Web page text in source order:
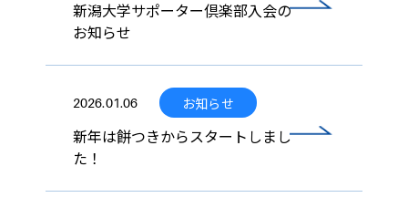
新潟大学サポーター倶楽部入会の
お知らせ
2026.01.06 お知らせ
新年は餅つきからスタートしまし
た！